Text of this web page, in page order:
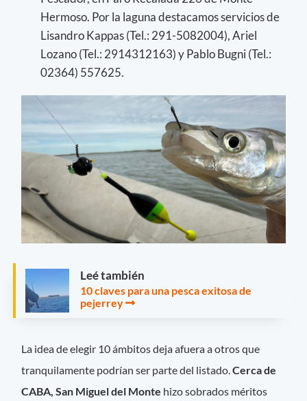
Hermoso. Por la laguna destacamos servicios de
Lisandro Kappas (Tel.: 291-5082004), Ariel
Lozano (Tel.: 2914312163) y Pablo Bugni (Tel.:
02364) 557625.
Leé también
10 claves para una pesca exitosa de
pejerrey
La idea de elegir 10 ámbitos deja afuera a otros que
tranquilamente podrían ser parte del listado.Cerca de
CABA, San Miguel del Monte hizo sobrados méritos